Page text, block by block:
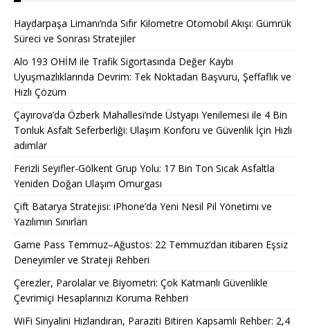
Haydarpaşa Limanı’nda Sıfır Kilometre Otomobil Akışı: Gümrük
Süreci ve Sonrası Stratejiler
Alo 193 OHİM ile Trafik Sigortasında Değer Kaybı
Uyuşmazlıklarında Devrim: Tek Noktadan Başvuru, Şeffaflık ve
Hızlı Çözüm
Çayırova’da Özberk Mahallesi’nde Üstyapı Yenilemesi ile 4 Bin
Tonluk Asfalt Seferberliği: Ulaşım Konforu ve Güvenlik İçin Hızlı
adımlar
Ferizli Seyifler-Gölkent Grup Yolu: 17 Bin Ton Sıcak Asfaltla
Yeniden Doğan Ulaşım Omurgası
Çift Batarya Stratejisi: iPhone’da Yeni Nesil Pil Yönetimi ve
Yazılımın Sınırları
Game Pass Temmuz–Ağustos: 22 Temmuz’dan itibaren Eşsiz
Deneyimler ve Strateji Rehberi
Çerezler, Parolalar ve Biyometri: Çok Katmanlı Güvenlikle
Çevrimiçi Hesaplarınızı Koruma Rehberi
WiFi Sinyalini Hızlandıran, Paraziti Bitiren Kapsamlı Rehber: 2,4